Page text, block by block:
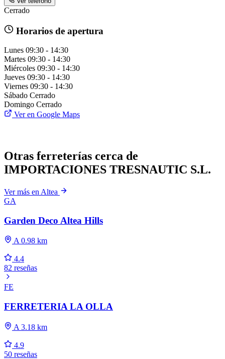
Cerrado
Horarios de apertura
Lunes 09:30 - 14:30
Martes 09:30 - 14:30
Miércoles 09:30 - 14:30
Jueves 09:30 - 14:30
Viernes 09:30 - 14:30
Sábado Cerrado
Domingo Cerrado
Ver en Google Maps
Otras ferreterías cerca de
IMPORTACIONES TRESNAUTIC S.L.
Ver más en Altea
GA
Garden Deco Altea Hills
A 0.98 km
4.4
82 reseñas
FE
FERRETERIA LA OLLA
A 3.18 km
4.9
50 reseñas